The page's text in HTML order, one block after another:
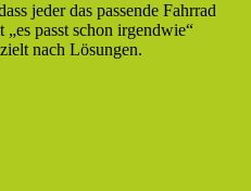
jeder das passende Fahrrad
passt schon irgendwie“
nach Lösungen.